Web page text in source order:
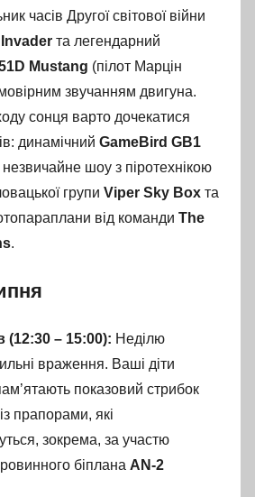
часів Другої світової війни
та легендарний
Mustang (пілот Марцін
звучанням двигуна.
сонця варто дочекатися
динамічний GameBird GB1
шоу з піротехнікою
групи Viper Sky Box та
від команди The
.
(12:30 – 15:00): Неділю
враження. Ваші діти
показовий стрибок
прапорами, які
зокрема, за участю
біплана AN-2